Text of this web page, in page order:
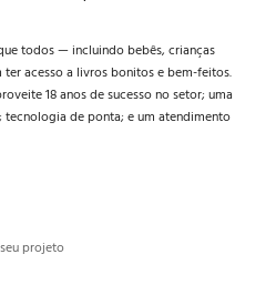
todos — incluindo bebês, crianças
acesso a livros bonitos e bem-feitos.
18 anos de sucesso no setor; uma
tecnologia de ponta; e um atendimento
projeto